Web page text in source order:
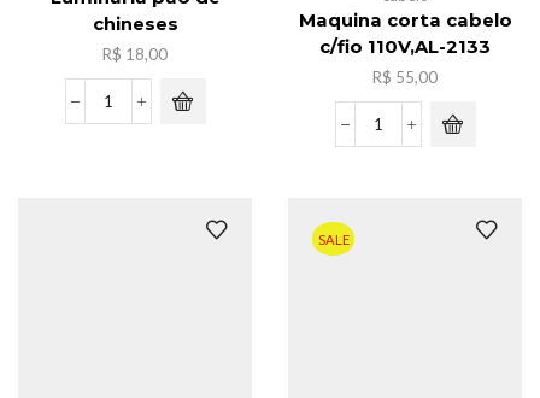
chineses
R$ 18,00
Luminaria
Maquina corta cabelo
c/fio 110V,AL-2133
R$ 55,00
Maquina
SALE